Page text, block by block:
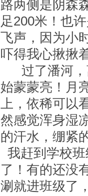
路两侧是阴森
足200米！也
飞声，因为小
吓得我心揪揪
过了潘河，
始蒙蒙亮！月
上，依稀可以
然感觉浑身湿
的汗水，绷紧
我赶到学校
了！有的还没
涮就进班级了